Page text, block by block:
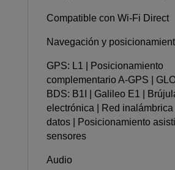
Compatible con Wi-Fi Direct
Navegación y
GPS: L1 | Posicionamiento
complementario A-GPS |
BDS: B1I | Galileo E1 |
electrónica | Red inalámbrica
datos | Posicionamiento
sensores
Audio